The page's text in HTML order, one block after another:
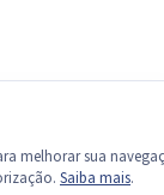
melhorar sua
Saiba mais.